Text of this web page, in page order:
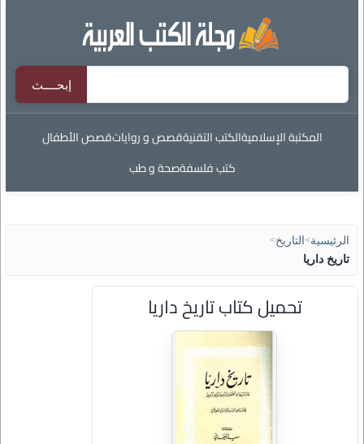
المكتبة الإسلاميةالكتب التقنيةقصص و رواياتقصص الأطفال
كتب فلسفةصحة و طب
الرئيسية> التاريخ>
تاريخ داريا
تحميل كتاب تاريخ داريا